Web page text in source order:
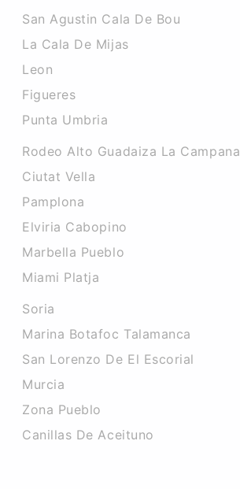
San Agustin Cala De Bou
La Cala De Mijas
Leon
Figueres
Punta Umbria
Rodeo Alto Guadaiza La Campana
Ciutat Vella
Pamplona
Elviria Cabopino
Marbella Pueblo
Miami Platja
Soria
Marina Botafoc Talamanca
San Lorenzo De El Escorial
Murcia
Zona Pueblo
Canillas De Aceituno